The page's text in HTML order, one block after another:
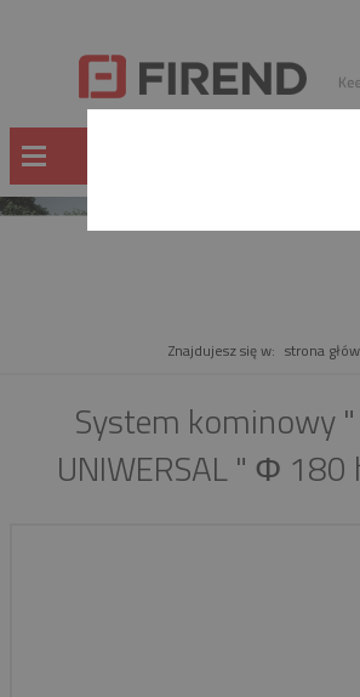
Znajdujesz się w: strona
System kominowy "
UNIWERSAL " Φ